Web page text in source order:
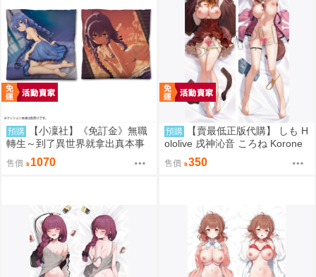
預購
【小凜社】《免訂金》無職
轉生～到了異世界就拿出真本事
洛琪希 ロキシー 雙面抱枕套
售價 1070
預購
【賣最低正版代購】 しも H
ololive 戌神沁音 ころね Korone
抱枕套 0831
售價 350